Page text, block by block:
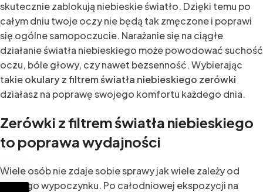
skutecznie zablokują niebieskie światło. Dzięki temu po
całym dniu twoje oczy nie będą tak zmęczone i poprawi
się ogólne samopoczucie. Narażanie się na ciągłe
działanie światła niebieskiego może powodować suchość
oczu, bóle głowy, czy nawet bezsenność. Wybierając
takieokulary z filtrem światła niebieskiego zerówki
działasz na poprawę swojego komfortu każdego dnia.
Zerówki z filtrem światła niebieskiego
to poprawa wydajności
Wiele osób nie zdaje sobie sprawy jak wiele zależy od
naszego wypoczynku. Po całodniowej ekspozycji na